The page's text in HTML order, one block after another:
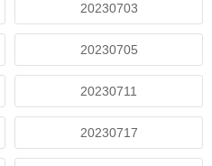
20230703
20230705
20230711
20230717